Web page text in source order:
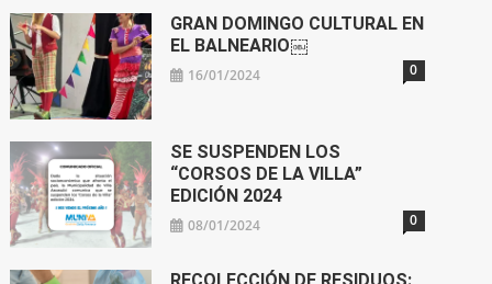
GRAN DOMINGO CULTURAL EN
EL BALNEARIO￼
16/01/2024 0
SE SUSPENDEN LOS
“CORSOS DE LA VILLA”
EDICIÓN 2024
08/01/2024 0
RECOLECCIÓN DE RESIDUOS: